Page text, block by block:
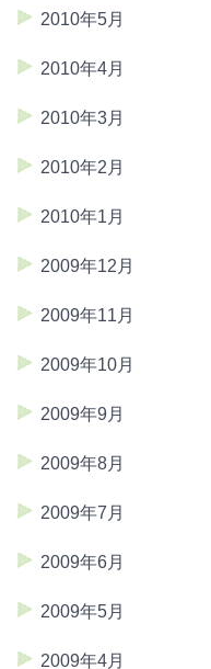
2010年5月
2010年4月
2010年3月
2010年2月
2010年1月
2009年12月
2009年11月
2009年10月
2009年9月
2009年8月
2009年7月
2009年6月
2009年5月
2009年4月